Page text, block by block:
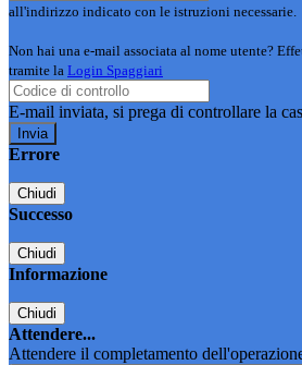
all'indirizzo indicato con le istruzioni necessarie.
Non hai una e-mail associata al nome utente?
tramite la Login Spaggiari
E-mail inviata, si prega di controllare la
Errore
Chiudi
Successo
Chiudi
Informazione
Chiudi
Attendere...
Attendere il completamento